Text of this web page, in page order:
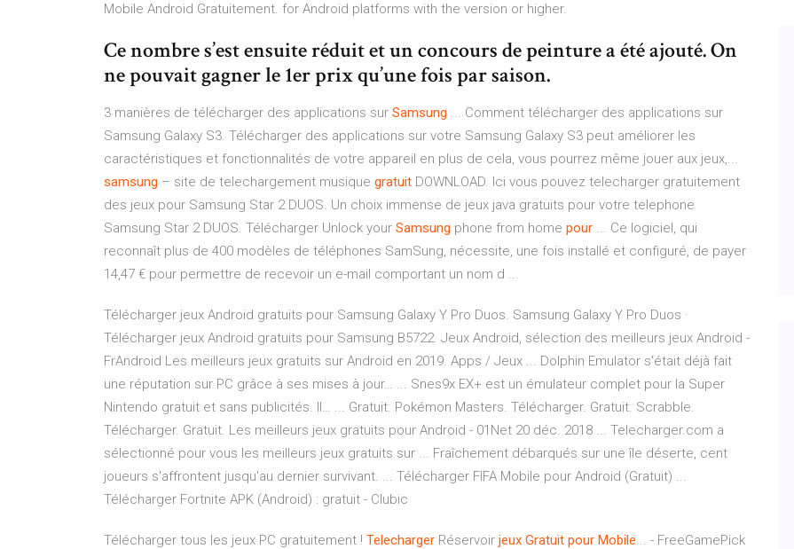
Mobile Android Gratuitement. for Android platforms with the version or higher.
Ce nombre s’est ensuite réduit et un concours de peinture a été ajouté. On
ne pouvait gagner le 1er prix qu’une fois par saison.
3 manières de télécharger des applications sur Samsung ... Comment télécharger des applications sur
Samsung Galaxy S3. Télécharger des applications sur votre Samsung Galaxy S3 peut améliorer les
caractéristiques et fonctionnalités de votre appareil en plus de cela, vous pourrez même jouer aux jeux,...
samsung – site de telechargement musique gratuit DOWNLOAD. Ici vous pouvez telecharger gratuitement
des jeux pour Samsung Star 2 DUOS. Un choix immense de jeux java gratuits pour votre telephone
Samsung Star 2 DUOS. Télécharger Unlock your Samsung phone from home pour ... Ce logiciel, qui
reconnaît plus de 400 modèles de téléphones SamSung, nécessite, une fois installé et configuré, de payer
14,47 € pour permettre de recevoir un e-mail comportant un nom d ...
Télécharger jeux Android gratuits pour Samsung Galaxy Y Pro Duos. Samsung Galaxy Y Pro Duos ·
Télécharger jeux Android gratuits pour Samsung B5722. Jeux Android, sélection des meilleurs jeux Android -
FrAndroid Les meilleurs jeux gratuits sur Android en 2019. Apps / Jeux ... Dolphin Emulator s'était déjà fait
une réputation sur PC grâce à ses mises à jour… ... Snes9x EX+ est un émulateur complet pour la Super
Nintendo gratuit et sans publicités. Il… ... Gratuit. Pokémon Masters. Télécharger. Gratuit. Scrabble.
Télécharger. Gratuit. Les meilleurs jeux gratuits pour Android - 01Net 20 déc. 2018 ... Telecharger.com a
sélectionné pour vous les meilleurs jeux gratuits sur ... Fraîchement débarqués sur une île déserte, cent
joueurs s'affrontent jusqu'au dernier survivant. ... Télécharger FIFA Mobile pour Android (Gratuit) ...
Télécharger Fortnite APK (Android) : gratuit - Clubic
Télécharger tous les jeux PC gratuitement ! Telecharger Réservoir jeux Gratuit pour Mobile... - FreeGamePick